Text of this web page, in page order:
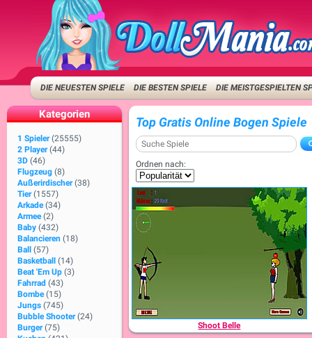
DIE NEUESTEN SPIELE DIE BESTEN SPIELE DIE MEISTGESPIELTEN
Kategorien
1 Spieler (25555)
2 Player (44)
3D (46)
Flugzeug (8)
Außerirdischer (38)
Tier (1557)
Arkade (34)
Armee (2)
Baby (432)
Balancieren (18)
Ball
(57)
Basketball
(14)
Beat 'Em Up (3)
Fahrrad (43)
Bombe (15)
Jungs (745)
Bubble Shooter (24)
Burger (75)
Top Gratis Online Bogen Spiele
Ordnen nach:
Shoot Belle